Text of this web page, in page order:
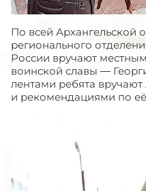
По всей Архангельской
регионального
России вручают
воинской славы —
лентами ребята
и рекомендациями по